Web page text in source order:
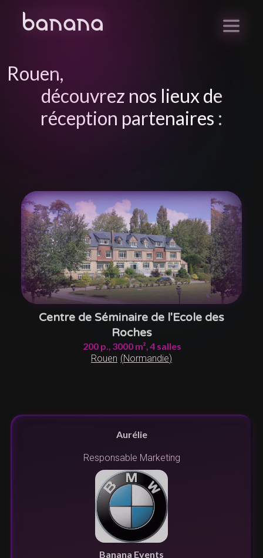
Rouen,
découvrez nos lieux de
réception partenaires :
Centre de Séminaire de l'Ecole des
Roches
200 p., 3000 m²,4 salles
Rouen (Normandie)
Aurélie
Responsable Marketing
Banana Events